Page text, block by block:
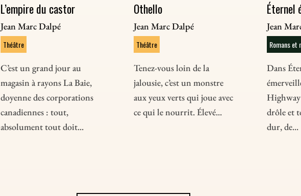
L’empire du castor
Jean Marc Dalpé
Théâtre
C’est un grand jour au
magasin à rayons La Baie,
doyenne des corporations
canadiennes : tout,
absolument tout doit...
Othello
Jean Marc Dalpé
Théâtre
Tenez-vous loin de la
jalousie, c’est un monstre
aux yeux verts qui joue avec
ce qui le nourrit. Élevé...
Éternel
Jean
Romans et
Dans
drôle et
dur, de...